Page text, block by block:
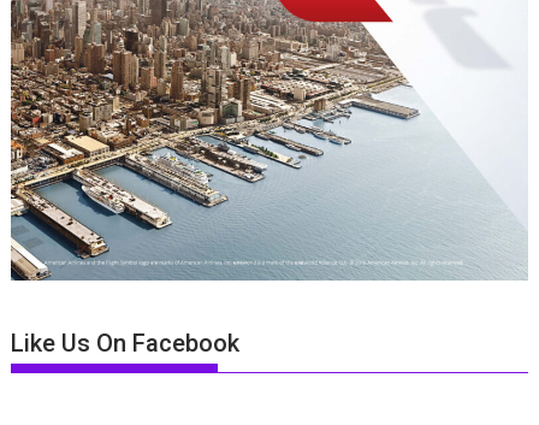
Like Us On Facebook